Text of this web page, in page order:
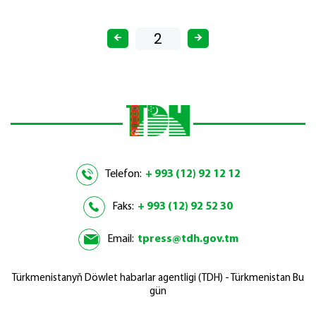
Telefon: + 993 (12) 92 12 12
Faks: + 993 (12) 92 52 30
Email: tpress@tdh.gov.tm
Türkmenistanyň Döwlet habarlar agentligi (TDH) - Türkmenistan Bu
gün